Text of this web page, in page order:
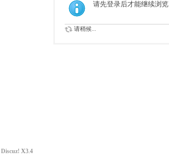
请先登录后才能继续浏览
请稍候...
Discuz! X3.4